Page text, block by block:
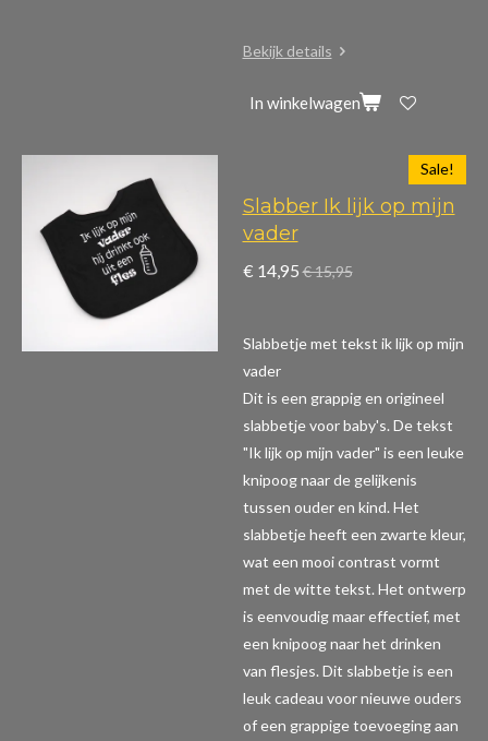
Bekijk details
In winkelwagen
Sale!
Slabber Ik lijk op mijn
vader
€ 14,95 € 15,95
Slabbetje met tekst ik lijk op mijn
vader
Dit is een grappig en origineel
slabbetje voor baby's. De tekst
"Ik lijk op mijn vader" is een leuke
knipoog naar de gelijkenis
tussen ouder en kind. Het
slabbetje heeft een zwarte kleur,
wat een mooi contrast vormt
met de witte tekst. Het ontwerp
is eenvoudig maar effectief, met
een knipoog naar het drinken
van flesjes. Dit slabbetje is een
leuk cadeau voor nieuwe ouders
of een grappige toevoeging aan